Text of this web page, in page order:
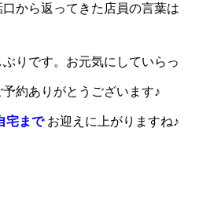
から返ってきた店員の言葉は
りです。お元気にしていらっ
予約ありがとうございます♪
宅まで お迎えに上がりますね♪